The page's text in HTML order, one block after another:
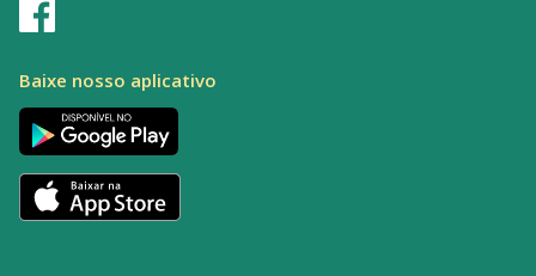
Baixe nosso aplicativo